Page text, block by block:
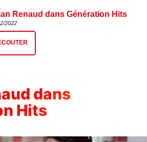
Renaud dans Génération Hits
2022
dans
Hits